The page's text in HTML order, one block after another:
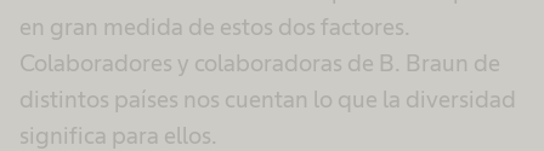
en gran medida de estos dos factores.
Colaboradores y colaboradoras de B. Braun de
distintos países nos cuentan lo que la diversidad
significa para ellos.